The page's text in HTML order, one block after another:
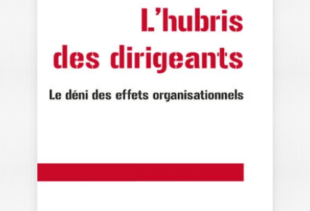
PASCALE BAUSSANT